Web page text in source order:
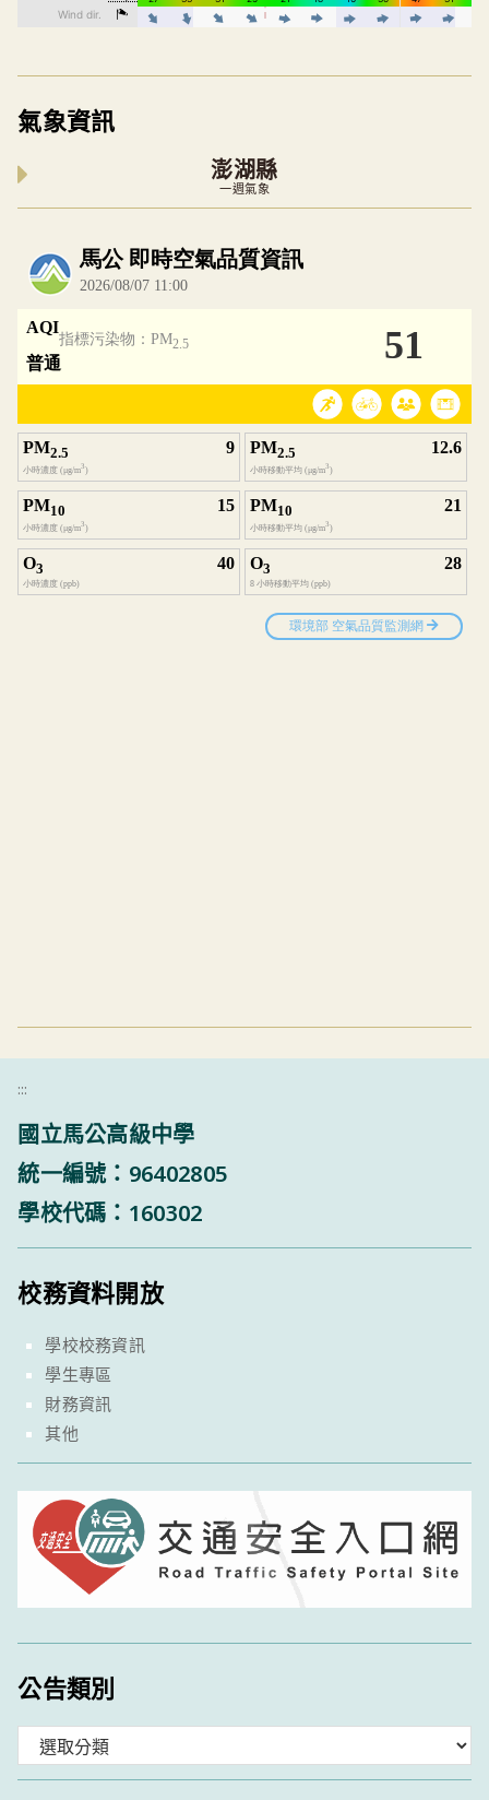
氣象資訊
澎湖縣
一週氣象
內嵌空氣品質小工具為視覺預覽，完整即時空
:::
國立馬公高級中學
統一編號：96402805
學校代碼：160302
校務資料開放
學校校務資訊
學生專區
財務資訊
其他
公告類別
類